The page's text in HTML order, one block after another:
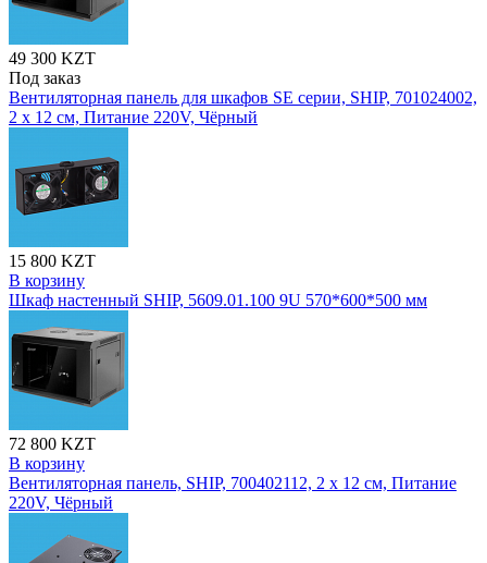
49 300 KZT
Под заказ
Вентиляторная панель для шкафов SE серии, SHIP, 701024002,
2 x 12 см, Питание 220V, Чёрный
15 800 KZT
В корзину
Шкаф настенный SHIP, 5609.01.100 9U 570*600*500 мм
72 800 KZT
В корзину
Вентиляторная панель, SHIP, 700402112, 2 x 12 см, Питание
220V, Чёрный